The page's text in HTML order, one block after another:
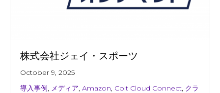
株式会社ジェイ・スポーツ
October 9, 2025
導入事例, メディア, Amazon, Colt Cloud Connect, クラ